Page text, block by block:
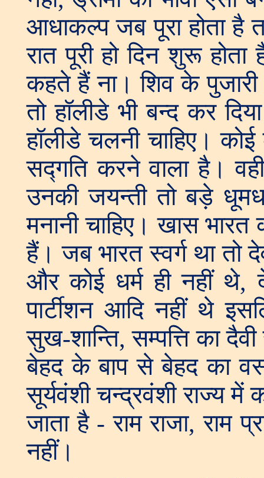
आधाकल्प जब पूरा होता
रात पूरी हो दिन शुरू
कहते हैं ना। शिव के पुजारी
तो हॉलीडे भी बन्द कर
हॉलीडे चलनी चाहिए। कोई
सद्गति करने वाला है।
उनकी जयन्ती तो बड़े
मनानी चाहिए। खास
हैं। जब भारत स्वर्ग था तो
और कोई धर्म ही नहीं थे,
पार्टीशन आदि नहीं थे
सुख-शान्ति, सम्पत्ति का
बेहद के बाप से बेहद का
सूर्यवंशी चन्द्रवंशी राज्य में
जाता है - राम राजा, राम
नहीं।